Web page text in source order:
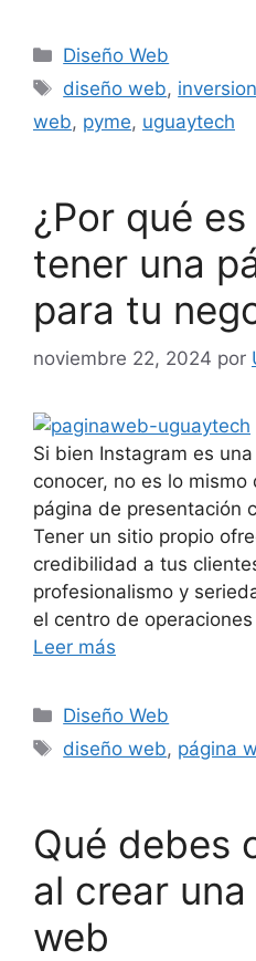
Diseño Web
diseño web,
web, pyme, uguaytech
¿Por qué
tener una
para tu
noviembre 22, 2024 por
Si bien Instagram es
conocer, no es lo mismo
página de presentación
Tener un sitio propio
credibilidad a tus
profesionalismo y
el centro de
Leer más
Diseño Web
diseño web, página
Qué debes
al crear una
web